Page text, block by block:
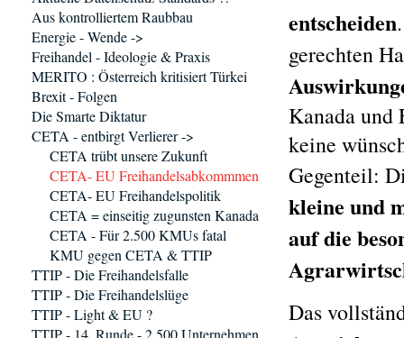
entscheiden
gerechten
Kanada
keine
Gegenteil:
kleine und
auf die
Das
Aus kontrolliertem Raubbau
Energie - Wende ->
Freihandel - Ideologie & Praxis
MERITO : Österreich kritisiert Türkei
Brexit - Folgen
Die Smarte Diktatur
CETA - entbirgt Verlierer ->
CETA trübt unsere Zukunft
CETA- EU Freihandelsabkommmen
CETA- EU Freihandelspolitik
CETA = einseitig zugunsten Kanada
CETA - Für 2.500 KMUs fatal
KMU gegen CETA & TTIP
TTIP - Die Freihandelsfalle
TTIP - Die Freihandelslüge
TTIP - Light & EU ?
TTIP - 14. Runde - 2.500 Unternehmen